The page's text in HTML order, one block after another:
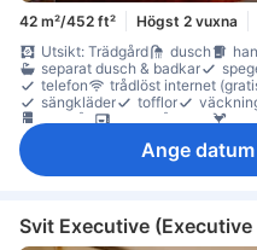
42 m²/452 ft² Högst 2 vuxna
Utsikt: Trädgård
dusch
separat dusch & badkar
telefon
trådlöst internet
sängkläder
tofflor
kylskåp
mikrovågsugn
möjlighet att stryka kläder
Ange
Svit Executive (Executive